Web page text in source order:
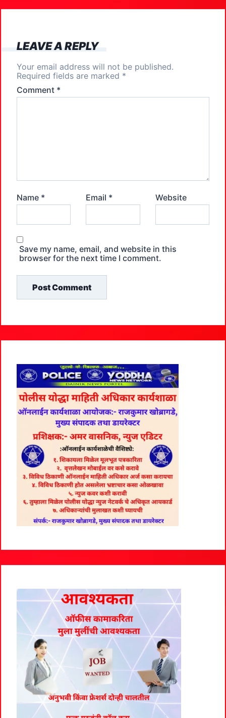
o
k
o
LEAVE A REPLY
Your email address will not be published.
Required fields are marked *
Comment *
Name * Email * Website
Save my name, email, and website in this
browser for the next time I comment.